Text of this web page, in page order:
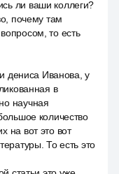
ли ваши коллеги?
почему там
то есть
дениса Иванова, у
в
научная
количество
на вот это вот
То есть это